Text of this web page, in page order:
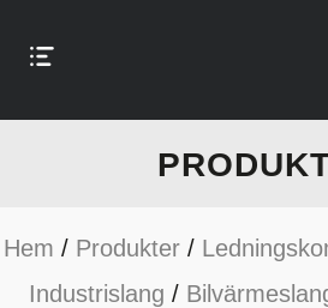
Hem / Produkter /
Industrislang /